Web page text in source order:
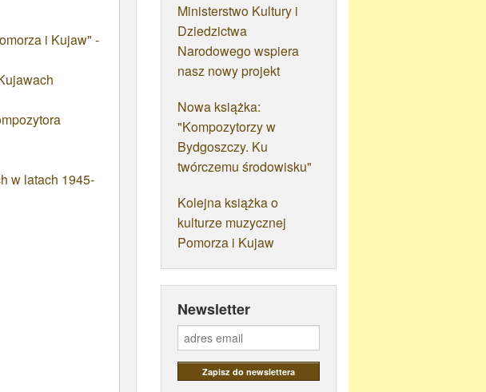
i Kujaw" -
w latach 1945-
Ministerstwo Kultury i
Dziedzictwa
Narodowego wspiera
nasz nowy projekt
Nowa książka:
"Kompozytorzy w
Bydgoszczy. Ku
twórczemu środowisku"
Kolejna książka o
kulturze muzycznej
Pomorza i Kujaw
Newsletter